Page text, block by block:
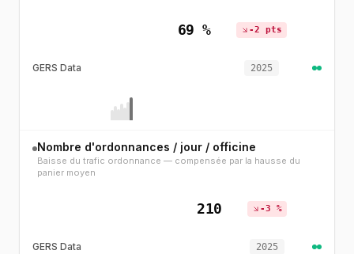
69 % -2 pts
GERS Data 2025
Nombre d'ordonnances / jour / officine
Baisse du trafic ordonnance — compensée par la hausse du
panier moyen
210 -3 %
GERS Data 2025